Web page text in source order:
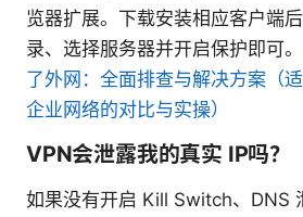
览器扩展。下载安装相应客户端
录、选择服务器并开启保护即可。
了外网：全面排查与解决方案（
企业网络的对比与实操）
VPN会泄露我的真实 IP吗？
如果没有开启 Kill Switch、DNS